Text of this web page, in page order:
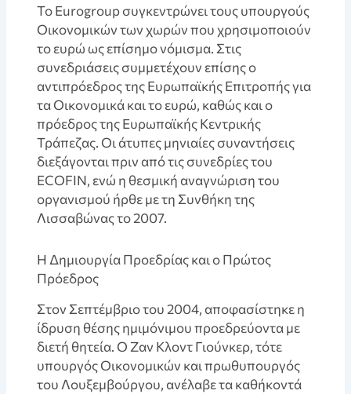
Το Eurogroup συγκεντρώνει τους υπουργούς
Οικονομικών των χωρών που χρησιμοποιούν
το ευρώ ως επίσημο νόμισμα. Στις
συνεδριάσεις συμμετέχουν επίσης ο
αντιπρόεδρος της Ευρωπαϊκής Επιτροπής για
τα Οικονομικά και το ευρώ, καθώς και ο
πρόεδρος της Ευρωπαϊκής Κεντρικής
Τράπεζας. Οι άτυπες μηνιαίες συναντήσεις
διεξάγονται πριν από τις συνεδρίες του
ECOFIN, ενώ η θεσμική αναγνώριση του
οργανισμού ήρθε με τη Συνθήκη της
Λισσαβώνας το 2007.
Η Δημιουργία Προεδρίας και ο Πρώτος
Πρόεδρος
Στον Σεπτέμβριο του 2004, αποφασίστηκε η
ίδρυση θέσης ημιμόνιμου προεδρεύοντα με
διετή θητεία. Ο Ζαν Κλοντ Γιούνκερ, τότε
υπουργός Οικονομικών και πρωθυπουργός
του Λουξεμβούργου, ανέλαβε τα καθήκοντά